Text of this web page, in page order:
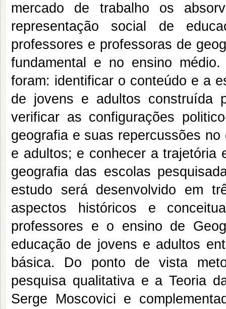
mercado de trabalho os
representação social de
professores e professoras de
fundamental e no ensino
foram: identificar o conteúdo e a
de jovens e adultos construída
verificar as configurações
geografia e suas repercussões
e adultos; e conhecer a trajetória
geografia das escolas
estudo será desenvolvido em
aspectos históricos e
professores e o ensino de
educação de jovens e adultos
básica. Do ponto de vista
pesquisa qualitativa e a Teoria
Serge Moscovici e